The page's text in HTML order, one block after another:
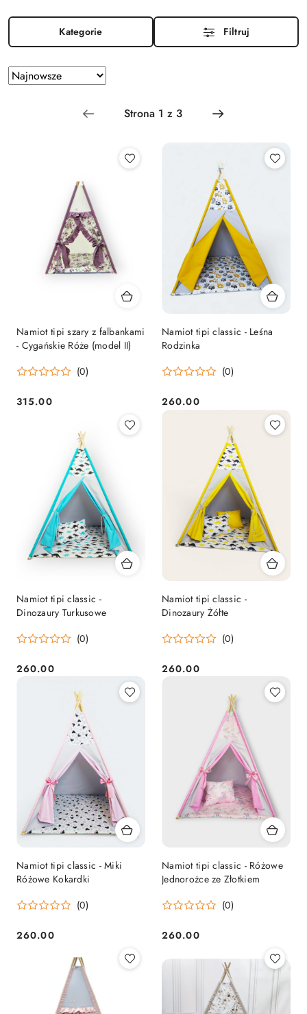
Kategorie Filtruj
Zastosowano
sortowanie:
Sortuj
według
Namiot tipi szary z falbankami
- Cygańskie Róże (model II)
(0)
Cena:
315.00
Namiot tipi classic - Leśna
Rodzinka
(0)
Cena:
260.00
Namiot tipi classic -
Dinozaury Turkusowe
(0)
Cena:
260.00
Namiot tipi classic -
Dinozaury Żółte
(0)
Cena:
260.00
Namiot tipi classic - Miki
Różowe Kokardki
(0)
Cena:
260.00
Namiot tipi classic - Różowe
Jednorożce ze Złotkiem
(0)
Cena:
260.00